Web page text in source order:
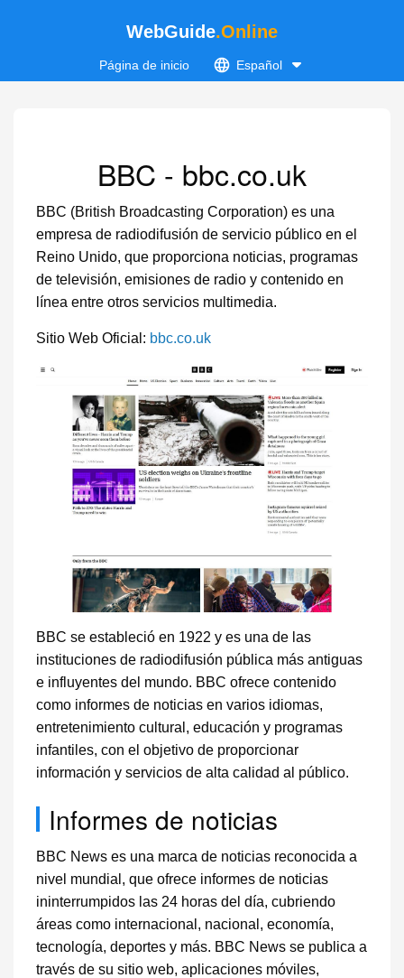
WebGuide.Online
Página de inicio Español
BBC - bbc.co.uk
BBC (British Broadcasting Corporation) es una
empresa de radiodifusión de servicio público en el
Reino Unido, que proporciona noticias, programas
de televisión, emisiones de radio y contenido en
línea entre otros servicios multimedia.
Sitio Web Oficial: bbc.co.uk
BBC se estableció en 1922 y es una de las
instituciones de radiodifusión pública más antiguas
e influyentes del mundo. BBC ofrece contenido
como informes de noticias en varios idiomas,
entretenimiento cultural, educación y programas
infantiles, con el objetivo de proporcionar
información y servicios de alta calidad al público.
Informes de noticias
BBC News es una marca de noticias reconocida a
nivel mundial, que ofrece informes de noticias
ininterrumpidos las 24 horas del día, cubriendo
áreas como internacional, nacional, economía,
tecnología, deportes y más. BBC News se publica a
través de su sitio web, aplicaciones móviles,